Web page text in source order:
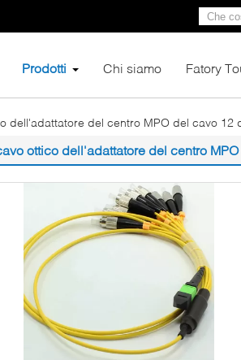
Prodotti Chi siamo Fatory
dell'adattatore del centro MPO del cavo 12
ottico dell'adattatore del centro